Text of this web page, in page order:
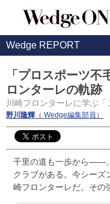
Wedge REPORT
「プロスポーツ
ロンターレの軌跡
川崎フロンターレに学ぶ
野川隆輝 （ Wedge編集部員）
千里の道も一歩から――
クラブがある。今シーズ
崎フロンターレだ。その